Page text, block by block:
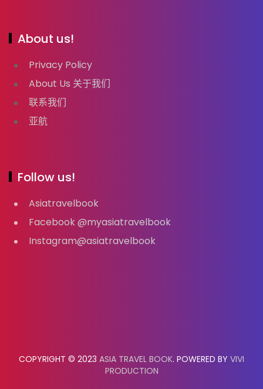
About us!
Privacy Policy
About Us 关于我们
联系我们
亚航
Follow us!
Asiatravelbook
Facebook @myasiatravelbook
Instagram@asiatravelbook
COPYRIGHT © 2023 ASIA TRAVEL BOOK. POWERED BY VIVI
PRODUCTION